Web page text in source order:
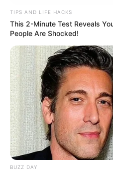
TIPS AND LIFE HACKS
This 2-Minute Test Reveals
People Are Shocked!
BUZZ DAY